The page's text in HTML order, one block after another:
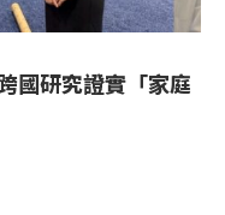
國研究證實「家庭